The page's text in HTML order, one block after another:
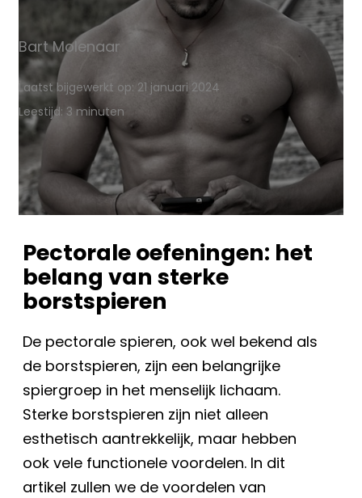
Bart Molenaar
Laatst bijgewerkt op: 21 januari 2024
Leestijd: 3 minuten
Pectorale oefeningen: het
belang van sterke
borstspieren
De pectorale spieren, ook wel bekend als
de borstspieren, zijn een belangrijke
spiergroep in het menselijk lichaam.
Sterke borstspieren zijn niet alleen
esthetisch aantrekkelijk, maar hebben
ook vele functionele voordelen. In dit
artikel zullen we de voordelen van